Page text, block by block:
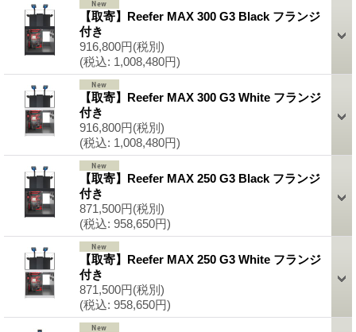
【取寄】Reefer MAX 300 G3 Black フランジ
付き
916,800円(税別)
(税込: 1,008,480円)
【取寄】Reefer MAX 300 G3 White フランジ
付き
916,800円(税別)
(税込: 1,008,480円)
【取寄】Reefer MAX 250 G3 Black フランジ
付き
871,500円(税別)
(税込: 958,650円)
【取寄】Reefer MAX 250 G3 White フランジ
付き
871,500円(税別)
(税込: 958,650円)